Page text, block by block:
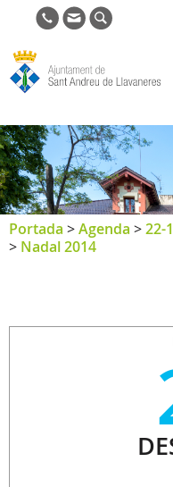
de Sant
Andreu de
Llavaneres
Portada >Agenda >22-
> Nadal 2014